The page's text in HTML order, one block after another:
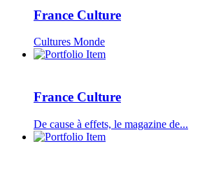
France Culture
Cultures Monde
France Culture
De cause à effets, le magazine de...